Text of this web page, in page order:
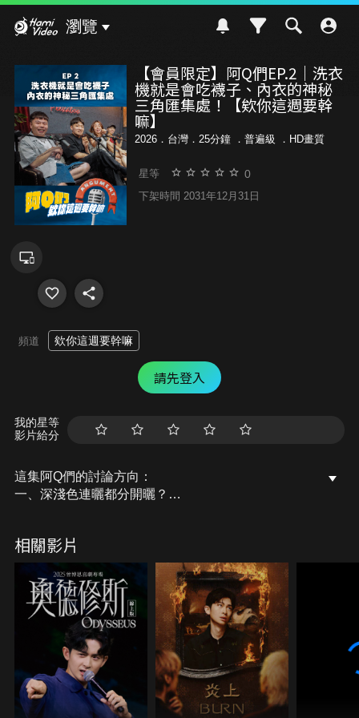
瀏覽
【會員限定】阿Q們EP.2｜洗衣
機就是會吃襪子、內衣的神秘
三角匯集處！【欸你這週要幹
嘛】
2026．台灣．25分鐘 ． 普遍級 ．HD畫質
星等 0
下架時間 2031年12月31日
頻道 欸你這週要幹嘛
請先登入
我的星等
影片給分
這集阿Q們的討論方向：
一、深淺色連曬都分開曬？
四、內衣需要每天洗嗎？
五、居家服、外出服也要分開洗？
六、牛仔褲可以不洗？
七、關於襪子的各種收法
天啊原來有這麼多眉眉角角！
阿Q們：Shine、阿勳、粉紅、老吳
主持人：Ariel
相關影片